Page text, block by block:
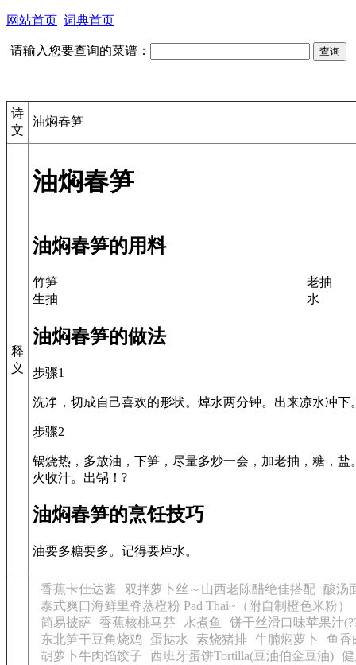
网站首页 词典首页
请输入您要查询的菜谱：
诗
文
油焖春笋
释
义
油焖春笋
油焖春笋的用料
竹笋
老抽
生抽
水
油焖春笋的做法
步骤1
洗净，切成自己喜欢的形状。焯水两分钟。出来凉水冲下
步骤2
锅烧热，多放油，下笋，尽量多炒一会，加老抽，糖，
火收汁。出锅！?
油焖春笋的烹饪技巧
油要多糖要多。记得要焯水。
香蕉卡仕达酱 双拌萝卜丝～山西老陈醋绝佳搭配 酸汤
泰式爽口海鲜里脊蒸橙粉 Pad Thai~（附自制橙色米粉）
简易披萨
香蕉核桃马芬 水煮鱼
饼干丝滑口味苹果汁
东北笋干豆角烧鸡 蛋挞水 素烧猪排 牛腩焖萝卜
鱼香
胡萝卜牛肉馅饺子
西班牙蛋饼Tortilla(豆油伯金豆油)